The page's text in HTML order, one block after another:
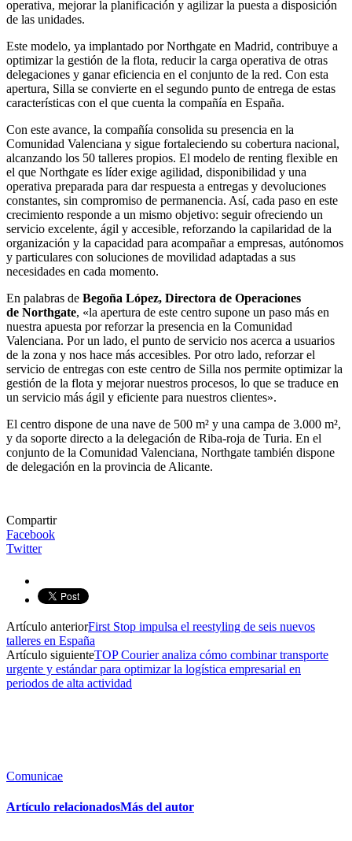
operativa, mejorar la planificación y agilizar la puesta a disposición
de las unidades.
Este modelo, ya implantado por Northgate en Madrid, contribuye a
optimizar la gestión de la flota, reducir la carga operativa de otras
delegaciones y ganar eficiencia en el conjunto de la red. Con esta
apertura, Silla se convierte en el segundo punto de entrega de estas
características con el que cuenta la compañía en España.
Con este avance, la compañía consolida su presencia en la
Comunidad Valenciana y sigue fortaleciendo su cobertura nacional,
alcanzando los 50 talleres propios. El modelo de renting flexible en
el que Northgate es líder exige agilidad, disponibilidad y una
operativa preparada para dar respuesta a entregas y devoluciones
constantes, sin compromiso de permanencia. Así, cada paso en este
crecimiento responde a un mismo objetivo: seguir ofreciendo un
servicio excelente, ágil y accesible, reforzando la capilaridad de la
organización y la capacidad para acompañar a empresas, autónomos
y particulares con soluciones de movilidad adaptadas a sus
necesidades en cada momento.
En palabras de Begoña López, Directora de Operaciones
de Northgate, «la apertura de este centro supone un paso más en
nuestra apuesta por reforzar la presencia en la Comunidad
Valenciana. Por un lado, el punto de servicio nos acerca a usuarios
de la zona y nos hace más accesibles. Por otro lado, reforzar el
servicio de entregas con este centro de Silla nos permite optimizar la
gestión de la flota y mejorar nuestros procesos, lo que se traduce en
un servicio más ágil y eficiente para nuestros clientes».
El centro dispone de una nave de 500 m² y una campa de 3.000 m²,
y da soporte directo a la delegación de Riba-roja de Turia. En el
conjunto de la Comunidad Valenciana, Northgate también dispone
de delegación en la provincia de Alicante.
Compartir
Facebook
Twitter
Artículo anteriorFirst Stop impulsa el reestyling de seis nuevos
talleres en España
Artículo siguienteTOP Courier analiza cómo combinar transporte
urgente y estándar para optimizar la logística empresarial en
periodos de alta actividad
Comunicae
Artículo relacionadosMás del autor